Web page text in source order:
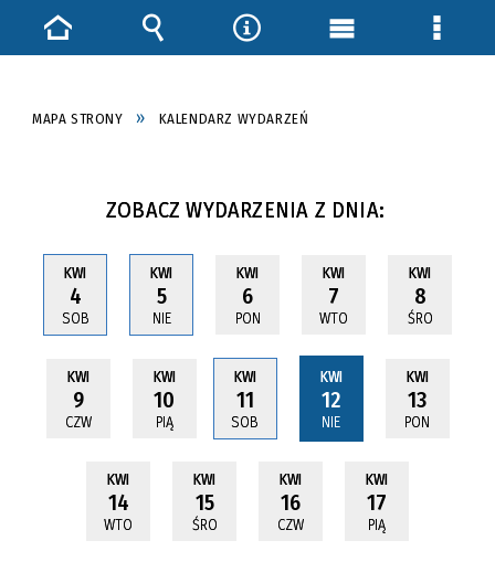
MAPA STRONY KALENDARZ WYDARZEŃ
ZOBACZ WYDARZENIA Z DNIA:
KWI
4
SOB
KWI
5
NIE
KWI
6
PON
KWI
7
WTO
KWI
8
ŚRO
KWI
9
CZW
KWI
10
PIĄ
KWI
11
SOB
KWI
12
NIE
KWI
13
PON
KWI
14
WTO
KWI
15
ŚRO
KWI
16
CZW
KWI
17
PIĄ
Strona
Wyszukiwarka
NarzędziaMenu
Menu